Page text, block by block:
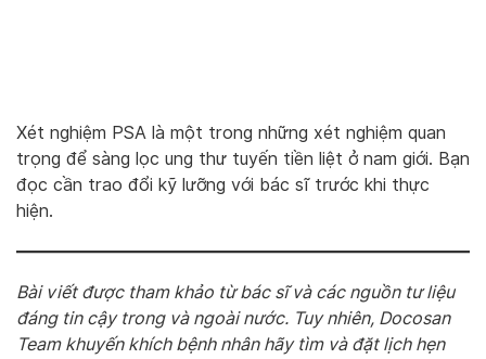
Xét nghiệm PSA là một trong những xét nghiệm quan
trọng để sàng lọc ung thư tuyến tiền liệt ở nam giới. Bạn
đọc cần trao đổi kỹ lưỡng với bác sĩ trước khi thực
hiện.
Bài viết được tham khảo từ bác sĩ và các nguồn tư liệu
đáng tin cậy trong và ngoài nước. Tuy nhiên, Docosan
Team khuyến khích bệnh nhân hãy tìm và đặt lịch hẹn